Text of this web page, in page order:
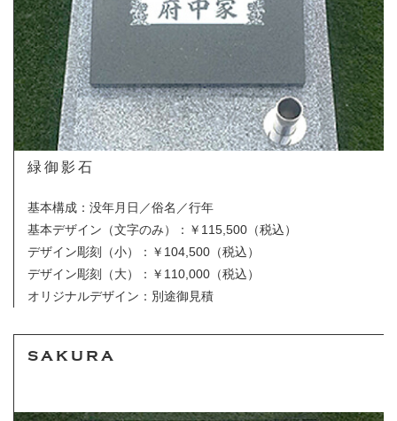
緑御影石
基本構成：没年月日／俗名／行年
基本デザイン（文字のみ）
：￥115,500（税込）
デザイン彫刻（小）：￥104,500（税込）
デザイン彫刻（大）：￥110,000（税込）
オリジナルデザイン：別途御見積
SAKURA